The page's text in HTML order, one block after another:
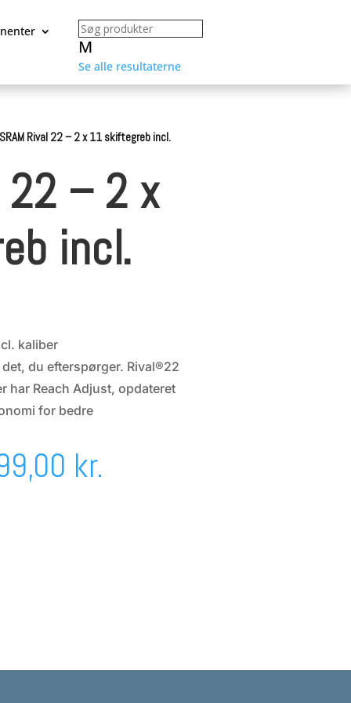
M
Se alle resultaterne
SRAM Rival 22 – 2 x 11 skiftegreb incl.
22 – 2 x
incl.
kaliber
du efterspørger. Rival®22
har Reach Adjust, opdateret
for bedre
kr.